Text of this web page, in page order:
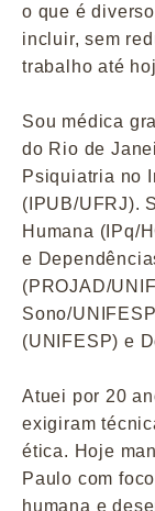
o que é
incluir, sem
trabalho até
Sou médica
do Rio de
Psiquiatria no
(IPUB/UFRJ).
Humana (IPq/
e
(PROJAD/
Sono/
(UNIFESP) e
Atuei por 20
exigiram
ética. Hoje
Paulo com
humana e